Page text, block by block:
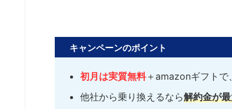
キャンペーンのポイント
初月は実質無料＋amazonギフトで
他社から乗り換えるなら解約金が